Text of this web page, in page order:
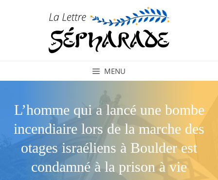
MENU
L’homme qui a lancé une bombe
incendiaire lors de la marche des
otages israéliens à Boulder est
condamné à la prison à vie